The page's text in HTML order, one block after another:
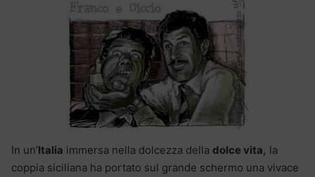
In un’Italia immersa nella dolcezza della dolce vita, la
coppia siciliana ha portato sul grande schermo una vivace